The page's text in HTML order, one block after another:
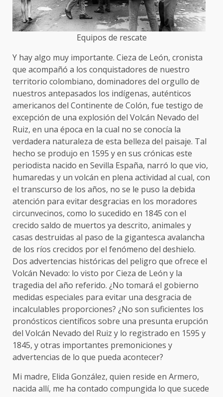
Equipos de rescate
Y hay algo muy importante. Cieza de León, cronista
que acompañó a los conquistadores de nuestro
territorio colombiano, dominadores del orgullo de
nuestros antepasados los indígenas, auténticos
americanos del Continente de Colón, fue testigo de
excepción de una explosión del Volcán Nevado del
Ruiz, en una época en la cual no se conocía la
verdadera naturaleza de esta belleza del paisaje. Tal
hecho se produjo en 1595 y en sus crónicas este
periodista nacido en Sevilla España, narró lo que vio,
humaredas y un volcán en plena actividad al cual, con
el transcurso de los años, no se le puso la debida
atención para evitar desgracias en los moradores
circunvecinos, como lo sucedido en 1845 con el
crecido saldo de muertos ya descrito, animales y
casas destruidas al paso de la gigantesca avalancha
de los ríos crecidos por el fenómeno del deshielo.
Dos advertencias históricas del peligro que ofrece el
Volcán Nevado: lo visto por Cieza de León y la
tragedia del año referido. ¿No tomará el gobierno
medidas especiales para evitar una desgracia de
incalculables proporciones? ¿No son suficientes los
pronósticos científicos sobre una presunta erupción
del Volcán Nevado del Ruiz y lo registrado en 1595 y
1845, y otras importantes premoniciones y
advertencias de lo que pueda acontecer?
Mi madre, Elida González, quien reside en Armero,
nacida allí, me ha contado compungida lo que sucede